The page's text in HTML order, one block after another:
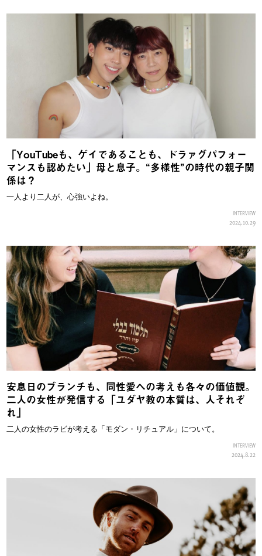
「YouTubeも、ゲイであることも、ドラァグパフォー
マンスも認めたい」母と息子。“多様性”の時代の親子関
係は？
一人より二人が、心強いよね。
INTERVIEW
2024.10.29
安息日のブランチも、同性愛への考えも各々の価値観。
二人の女性が発信する「ユダヤ教の本質は、人それぞ
れ」
二人の女性のラビが考える「モダン・リチュアル」について。
INTERVIEW
2024.8.22